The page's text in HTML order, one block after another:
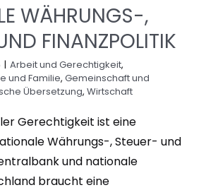
WÄHRUNGS-,
FINANZPOLITIK
| Arbeit und Gerechtigkeit,
und Familie, Gemeinschaft und
Übersetzung, Wirtschaft
Gerechtigkeit ist eine
Währungs-, Steuer- und
und nationale
braucht eine